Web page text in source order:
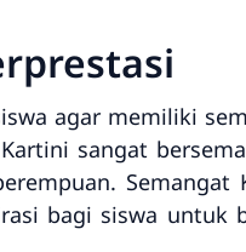
agar memiliki
sangat
bagi siswa untuk